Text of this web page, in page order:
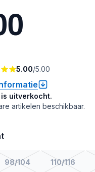
0
5.00/5.00
uitverkocht.
artikelen beschikbaar.
98/104 110/116